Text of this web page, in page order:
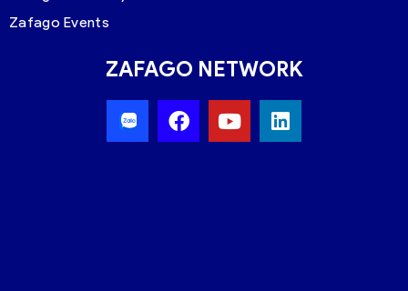
Zafago Events
ZAFAGO NETWORK